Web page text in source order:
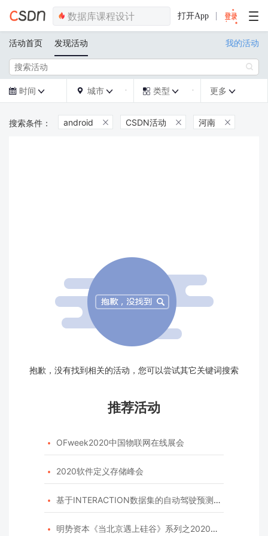
打开App
活动首页 发现活动 我的活动

 时间   城市   类型  更多 
android  CSDN活动  河南 
抱歉，没有找到相关的活动，您可以尝试其它关键词搜索
推荐活动
 OFweek2020中国物联网在线展会
 2020软件定义存储峰会
 基于INTERACTION数据集的自动驾驶预测模型挑战赛
 明势资本《当北京遇上硅谷》系列之2020年度开源峰会